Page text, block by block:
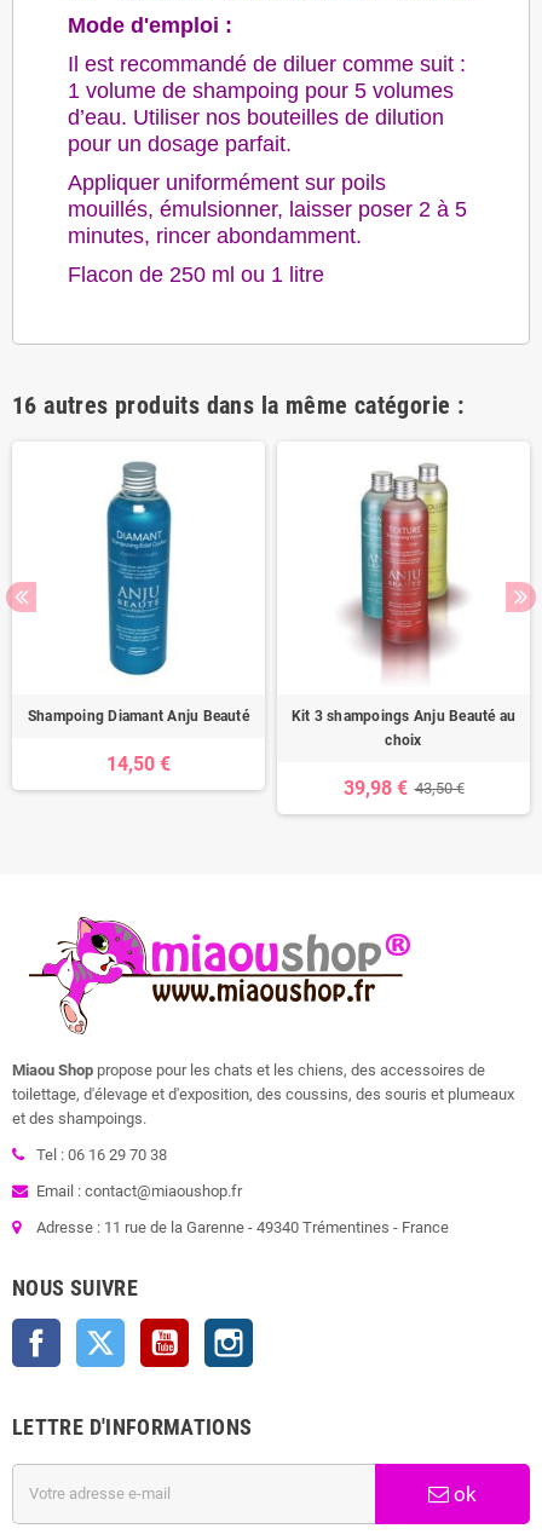
Mode d'emploi :
Il est recommandé de diluer comme suit :
1 volume de shampoing pour 5 volumes
d’eau. Utiliser nos bouteilles de dilution
pour un dosage parfait.
Appliquer uniformément sur poils
mouillés, émulsionner, laisser poser 2 à 5
minutes, rincer abondamment.
Flacon de 250 ml ou 1 litre
16 autres produits dans la même catégorie :
Shampoing Diamant Anju Beauté
14,50 €
Kit 3 shampoings Anju Beauté au
choix
39,98 € 43,50 €
Miaou Shop propose pour les chats et les chiens, des accessoires de
toilettage, d'élevage et d'exposition, des coussins, des souris et plumeaux
et des shampoings.
Tel : 06 16 29 70 38
Email : contact@miaoushop.fr
Adresse : 11 rue de la Garenne - 49340 Trémentines - France
NOUS SUIVRE
Facebook Twitter YouTube
LETTRE D'INFORMATIONS
ok